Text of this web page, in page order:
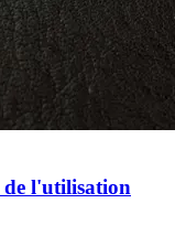
de l'utilisation